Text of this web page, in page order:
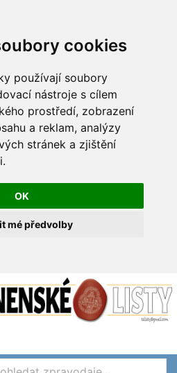
cookies
používají soubory
nástroje s cílem
prostředí, zobrazení
a reklam, analýzy
stránek a zjištění
OK
mé předvolby